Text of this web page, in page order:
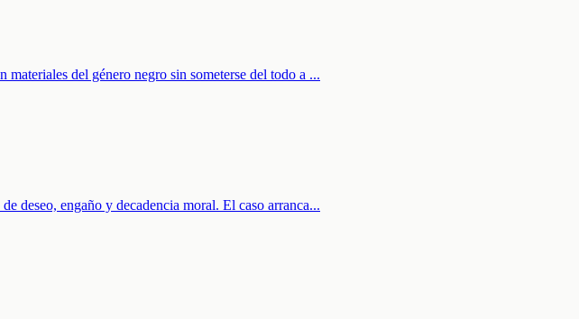
del género negro sin someterse del todo a ...
deseo, engaño y decadencia moral. El caso arranca...